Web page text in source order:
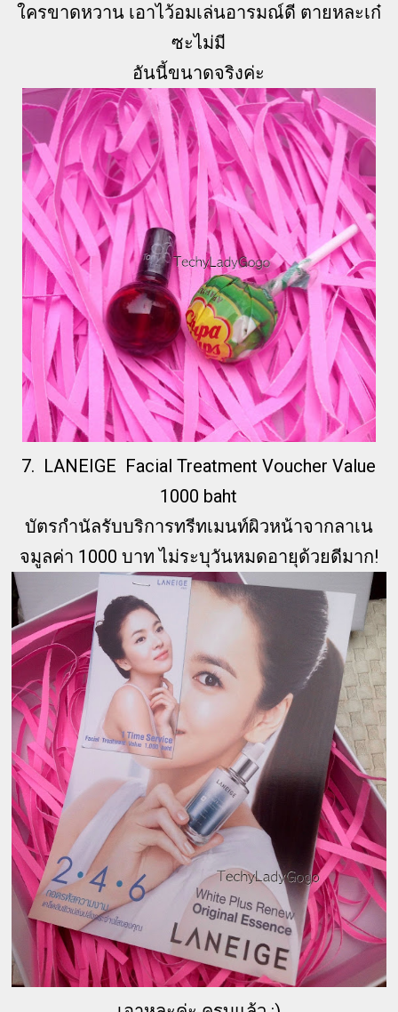
ใครขาดหวาน เอาไว้อมเล่นอารมณ์ดี ตายหละเก๋
ซะไม่มี
อันนี้ขนาดจริงค่ะ
7. LANEIGE Facial Treatment Voucher Value
1000 baht
บัตรกำนัลรับบริการทรีทเมนท์ผิวหน้าจากลาเน
จมูลค่า 1000 บาท ไม่ระบุวันหมดอายุด้วยดีมาก!